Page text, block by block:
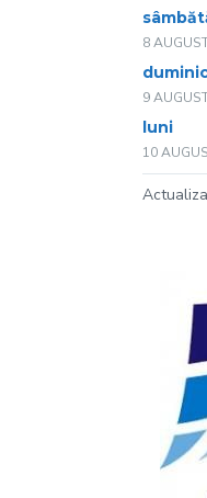
8
9
luni
10